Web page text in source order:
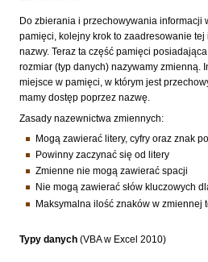
Do zbierania i przechowywania informacji
pamięci, kolejny krok to zaadresowanie
nazwy. Teraz ta część pamięci
rozmiar (typ danych) nazywamy zmienną.
miejsce w pamięci, w którym jest
mamy dostęp poprzez nazwę.
Zasady nazewnictwa zmiennych:
Mogą zawierać litery, cyfry oraz znak
Powinny zaczynać się od litery
Zmienne nie mogą zawierać spacji
Nie mogą zawierać słów kluczowych
Maksymalna ilość znaków w zmiennej
Typy danych (VBA w Excel 2010)